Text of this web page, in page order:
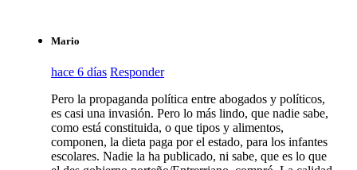
Mario
hace 6 días Responder
Pero la propaganda política entre abogados y políticos,
es casi una invasión. Pero lo más lindo, que nadie sabe,
como está constituida, o que tipos y alimentos,
componen, la dieta paga por el estado, para los infantes
escolares. Nadie la ha publicado, ni sabe, que es lo que